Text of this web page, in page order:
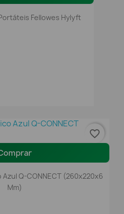
Fellowes Hylyft
Q-CONNECT (260x220x6
Mm)
favorite_border